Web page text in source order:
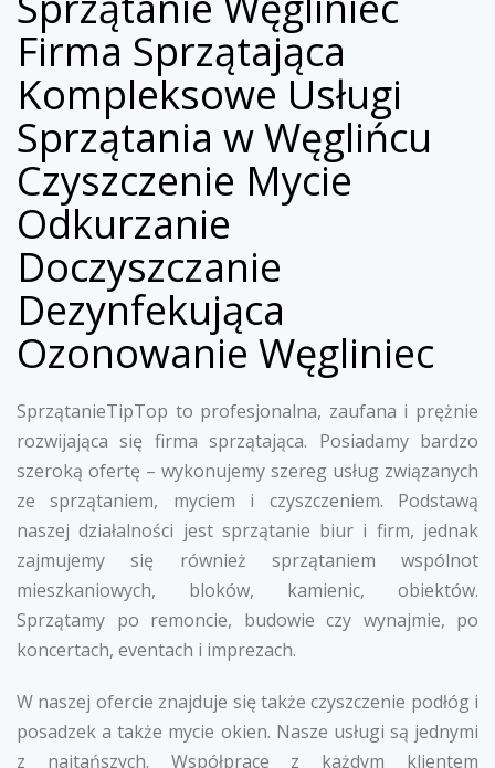
Firma Sprzątająca
Kompleksowe Usługi
Sprzątania w Węglińcu
Czyszczenie Mycie
Odkurzanie
Doczyszczanie
Dezynfekująca
Ozonowanie Węgliniec
SprzątanieTipTop to profesjonalna, zaufana i prężnie
rozwijająca się firma sprzątająca. Posiadamy bardzo
szeroką ofertę – wykonujemy szereg usług związanych
ze sprzątaniem, myciem i czyszczeniem. Podstawą
naszej działalności jest sprzątanie biur i firm, jednak
zajmujemy się również sprzątaniem wspólnot
mieszkaniowych, bloków, kamienic, obiektów.
Sprzątamy po remoncie, budowie czy wynajmie, po
koncertach, eventach i imprezach.
W naszej ofercie znajduje się także czyszczenie podłóg i
posadzek a także mycie okien. Nasze usługi są jednymi
z najtańszych. Współprace z każdym klientem